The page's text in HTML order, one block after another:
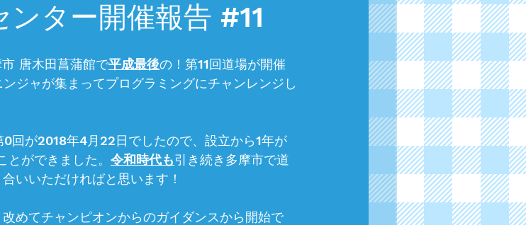
ター開催報告 #11
唐木田菖蒲館で平成最後の！第11回道場が開催
ジャが集まってプログラミングにチャンレンジし
回が2018年4月22日でしたので、設立から1年が
ができました。 令和時代も引き続き多摩市で道
いいただければと思います！
めてチャンピオンからのガイダンスから開始で